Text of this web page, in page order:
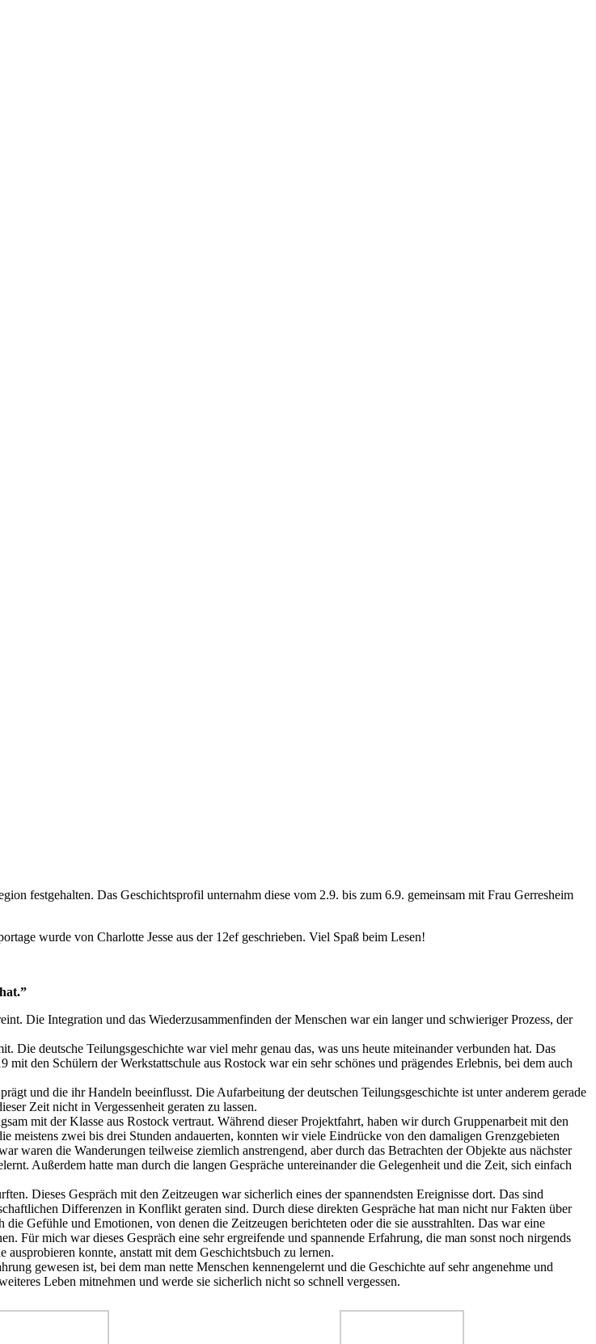
festgehalten. Das Geschichtsprofil unternahm diese vom 2.9. bis zum 6.9. gemeinsam mit Frau Gerresheim
wurde von Charlotte Jesse aus der 12ef geschrieben. Viel Spaß beim Lesen!
Die Integration und das Wiederzusammenfinden der Menschen war ein langer und schwieriger Prozess, der
Die deutsche Teilungsgeschichte war viel mehr genau das, was uns heute miteinander verbunden hat. Das
mit den Schülern der Werkstattschule aus Rostock war ein sehr schönes und prägendes Erlebnis, bei dem auch
und die ihr Handeln beeinflusst. Die Aufarbeitung der deutschen Teilungsgeschichte ist unter anderem gerade
Zeit nicht in Vergessenheit geraten zu lassen.
mit der Klasse aus Rostock vertraut. Während dieser Projektfahrt, haben wir durch Gruppenarbeit mit den
meistens zwei bis drei Stunden andauerten, konnten wir viele Eindrücke von den damaligen Grenzgebieten
waren die Wanderungen teilweise ziemlich anstrengend, aber durch das Betrachten der Objekte aus nächster
Außerdem hatte man durch die langen Gespräche untereinander die Gelegenheit und die Zeit, sich einfach
Dieses Gespräch mit den Zeitzeugen war sicherlich eines der spannendsten Ereignisse dort. Das sind
Differenzen in Konflikt geraten sind. Durch diese direkten Gespräche hat man nicht nur Fakten über
Gefühle und Emotionen, von denen die Zeitzeugen berichteten oder die sie ausstrahlten. Das war eine
Für mich war dieses Gespräch eine sehr ergreifende und spannende Erfahrung, die man sonst noch nirgends
konnte, anstatt mit dem Geschichtsbuch zu lernen.
gewesen ist, bei dem man nette Menschen kennengelernt und die Geschichte auf sehr angenehme und
Leben mitnehmen und werde sie sicherlich nicht so schnell vergessen.